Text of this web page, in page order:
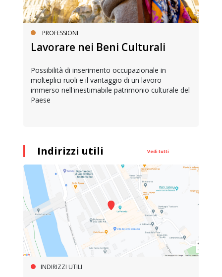
PROFESSIONI
Lavorare nei Beni Culturali
Possibilità di inserimento occupazionale in
molteplici ruoli e il vantaggio di un lavoro
immerso nell'inestimabile patrimonio culturale del
Paese
Indirizzi utili Vedi tutti
INDIRIZZI UTILI